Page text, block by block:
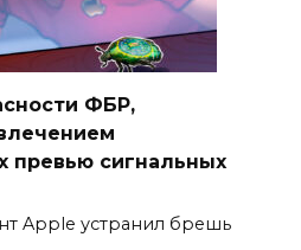
ФБР,
превью сигнальных
Apple устранил брешь